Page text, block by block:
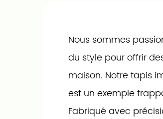
Nous sommes
du style pour offrir
maison. Notre tapis
est un exemple
Fabriqué avec